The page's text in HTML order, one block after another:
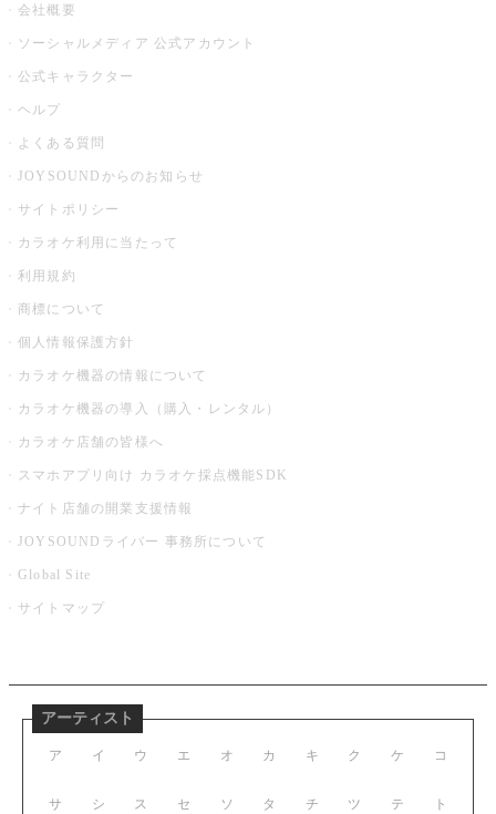
会社概要
ソーシャルメディア 公式アカウント
公式キャラクター
ヘルプ
よくある質問
JOYSOUNDからのお知らせ
サイトポリシー
カラオケ利用に当たって
利用規約
商標について
個人情報保護方針
カラオケ機器の情報について
カラオケ機器の導入（購入・レンタル）
カラオケ店舗の皆様へ
スマホアプリ向け カラオケ採点機能SDK
ナイト店舗の開業支援情報
JOYSOUNDライバー 事務所について
Global Site
サイトマップ
アーティスト
ア イ ウ エ オ
サ シ ス セ ソ
カ キ ク ケ コ
タ チ ツ テ ト